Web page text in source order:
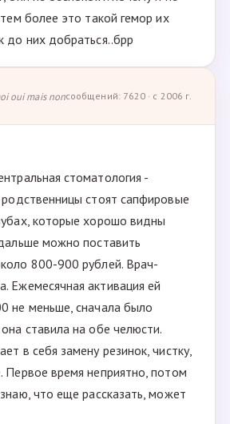
более это такой гемор их
до них добраться..брр
oui mais nonсообщений: 7620 · с 2006 г.
стоматология -
стоят сапфировые
которые хорошо видны
можно поставить
800-900 рублей. Врач-
Ежемесячная активация ей
не меньше, сначала было
ставила на обе челюсти.
в себя замену резинок, чистку,
Первое время неприятно, потом
что еще рассказать, может